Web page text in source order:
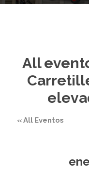
All
« All Eventos